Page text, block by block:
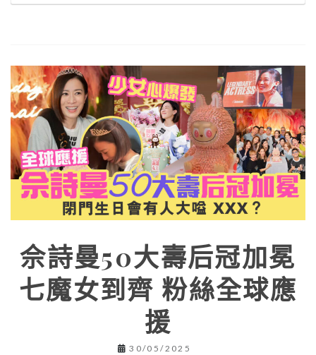
佘詩曼50大壽后冠加冕
七魔女到齊 粉絲全球應
援
30/05/2025